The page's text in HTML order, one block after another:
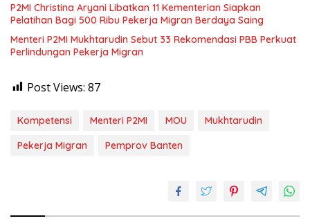
P2MI Christina Aryani Libatkan 11 Kementerian Siapkan
Pelatihan Bagi 500 Ribu Pekerja Migran Berdaya Saing
Menteri P2MI Mukhtarudin Sebut 33 Rekomendasi PBB Perkuat
Perlindungan Pekerja Migran
Post Views: 87
Kompetensi Menteri P2MI MOU
Mukhtarudin
Pekerja Migran
Pemprov Banten